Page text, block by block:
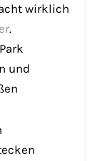
wirklich
.
und